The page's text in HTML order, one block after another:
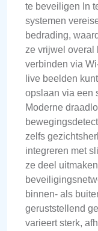
te beveiligen In
systemen
bedrading,
ze vrijwel overal
verbinden via
live beelden
opslaan via een
Moderne
zelfs
integreren met
ze deel
binnen- als
geruststellend
varieert sterk,